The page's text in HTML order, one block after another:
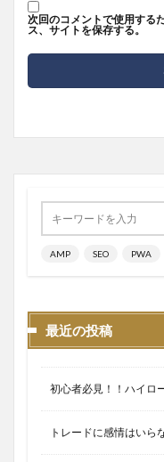
次回のコメントで使用する
ス、サイトを保存する。
AMP SEO PWA
最近の投稿
初心者必見！！ハイロ
トレードに感情はいら